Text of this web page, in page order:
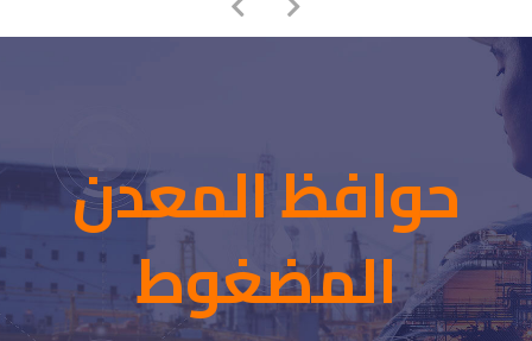
حوافظ المعدن
المضغوط